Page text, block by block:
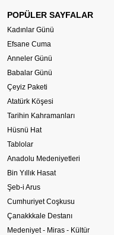
POPÜLER SAYFALAR
Kadınlar Günü
Efsane Cuma
Anneler Günü
Babalar Günü
Çeyiz Paketi
Atatürk Köşesi
Tarihin Kahramanları
Hüsnü Hat
Tablolar
Anadolu Medeniyetleri
Bin Yıllık Hasat
Şeb-i Arus
Cumhuriyet Coşkusu
Çanakkkale Destanı
Medeniyet - Miras - Kültür